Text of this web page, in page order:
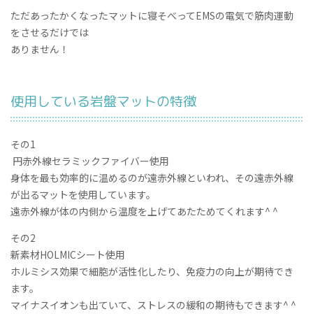
ただあったかくなったマットに寝そべってEMSの電気で筋肉運動
をさせるだけでは
ありません！
使用している岩盤マットの特徴
その1
円赤外線セラミックファイバー使用
身体を最も効率的に温めるのが遠赤外線といわれ、その遠赤外線
が出るマットを使用しています。
遠赤外線が体の内側から温度を上げてあたためてくれます^ ^
その2
新素材HOLMICシート使用
ホルミシス効果で細胞が活性化したり、免疫力の向上が期待でき
ます。
マイナスイオンも出ていて、ストレスの緩和の期待もできます^ ^